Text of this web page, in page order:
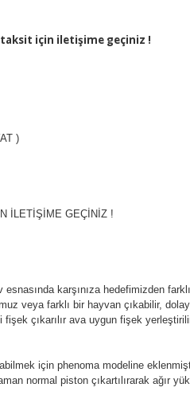
için iletişime geçiniz !
)
İLETİŞİME GEÇİNİZ !
karşınıza hedefimizden
veya farklı bir hayvan çıkabilir,
çıkarılır ava uygun fişek
için phenoma modeline
normal piston çıkartılırarak ağır